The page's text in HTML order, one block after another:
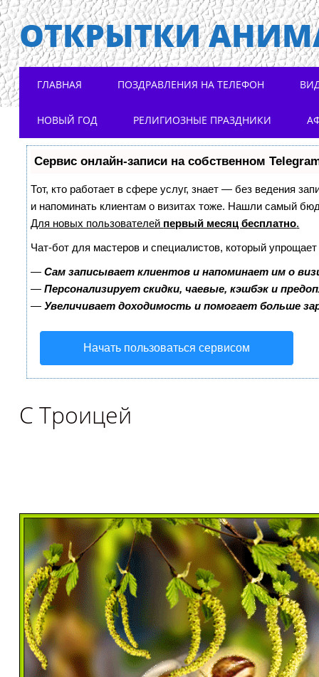
ОТКРЫТКИ
Main menu
ГЛАВНАЯ ПОЗДРАВЛЕНИЯ НА ТЕЛЕФОН
НОВЫЙ ГОД РЕЛИГИОЗНЫЕ ПРАЗДНИКИ
Сервис онлайн-записи на собственном
Тот, кто работает в сфере услуг, знает — без ведения
и напоминать клиентам о визитах тоже. Нашли самый
Для новых пользователей первый месяц бесплатно.
Чат-бот для мастеров и специалистов, который
—Сам записывает клиентов и напоминает им о
—Персонализирует скидки, чаевые, кэшбэк и
—Увеличивает доходимость и помогает больше
Начать пользоваться сервисом
С Троицей